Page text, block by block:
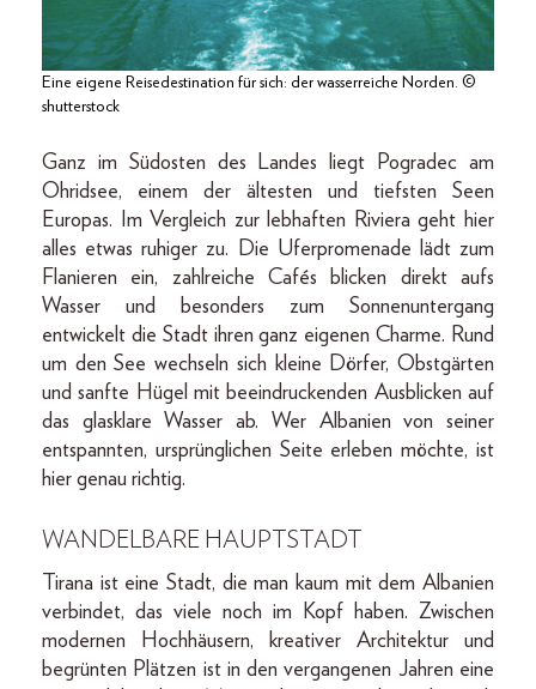
Eine eigene Reisedestination für sich: der wasserreiche Norden. ©
shutterstock
Ganz im Südosten des Landes liegt Pogradec am
Ohridsee, einem der ältesten und tiefsten Seen
Europas. Im Vergleich zur lebhaften Riviera geht hier
alles etwas ruhiger zu. Die Uferpromenade lädt zum
Flanieren ein, zahlreiche Cafés blicken direkt aufs
Wasser und besonders zum Sonnenuntergang
entwickelt die Stadt ihren ganz eigenen Charme. Rund
um den See wechseln sich kleine Dörfer, Obstgärten
und sanfte Hügel mit beeindruckenden Ausblicken auf
das glasklare Wasser ab. Wer Albanien von seiner
entspannten, ursprünglichen Seite erleben möchte, ist
hier genau richtig.
WANDELBARE HAUPTSTADT
Tirana ist eine Stadt, die man kaum mit dem Albanien
verbindet, das viele noch im Kopf haben. Zwischen
modernen Hochhäusern, kreativer Architektur und
begrünten Plätzen ist in den vergangenen Jahren eine